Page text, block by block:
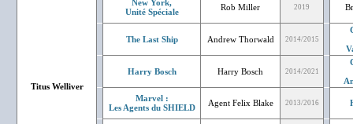
Titus Welliver
New York,
Unité Spéciale
Rob Miller 2019
The Last Ship Andrew Thorwald 2014/2015
Harry Bosch Harry Bosch 2014/2021
Marvel :
Les Agents du SHIELD
Agent Felix Blake 2013/2016